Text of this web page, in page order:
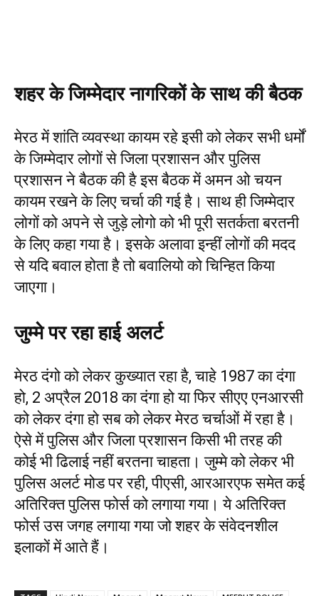
शहर के जिम्मेदार नागरिकों के साथ की बैठक
मेरठ में शांति व्यवस्था कायम रहे इसी को लेकर सभी धर्मों
के जिम्मेदार लोगों से जिला प्रशासन और पुलिस
प्रशासन ने बैठक की है इस बैठक में अमन ओ चयन
कायम रखने के लिए चर्चा की गई है। साथ ही जिम्मेदार
लोगों को अपने से जुड़े लोगो को भी पूरी सतर्कता बरतनी
के लिए कहा गया है। इसके अलावा इन्हीं लोगों की मदद
से यदि बवाल होता है तो बवालियो को चिन्हित किया
जाएगा।
जुम्मे पर रहा हाई अलर्ट
मेरठ दंगो को लेकर कुख्यात रहा है, चाहे 1987 का दंगा
हो, 2 अप्रैल 2018 का दंगा हो या फिर सीएए एनआरसी
को लेकर दंगा हो सब को लेकर मेरठ चर्चाओं में रहा है।
ऐसे में पुलिस और जिला प्रशासन किसी भी तरह की
कोई भी ढिलाई नहीं बरतना चाहता। जुम्मे को लेकर भी
पुलिस अलर्ट मोड पर रही, पीएसी, आरआरएफ समेत कई
अतिरिक्त पुलिस फोर्स को लगाया गया। ये अतिरिक्त
फोर्स उस जगह लगाया गया जो शहर के संवेदनशील
इलाकों में आते हैं।